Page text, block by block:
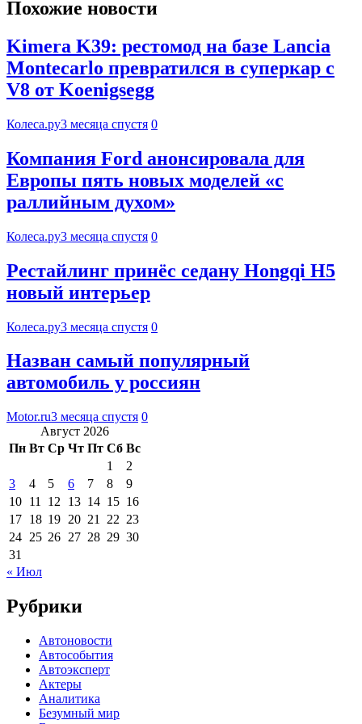
Похожие новости
Kimera K39: рестомод на базе Lancia
Montecarlo превратился в суперкар с
V8 от Koenigsegg
Колеса.ру3 месяца спустя 0
Компания Ford анонсировала для
Европы пять новых моделей «с
раллийным духом»
Колеса.ру3 месяца спустя 0
Рестайлинг принёс седану Hongqi H5
новый интерьер
Колеса.ру3 месяца спустя 0
Назван самый популярный
автомобиль у россиян
Motor.ru3 месяца спустя 0
Август 2026
Пн Вт Ср Чт Пт Сб Вс
1
2
3
4 5 6 7 8
9
10 11 12 13 14 15 16
17 18 19 20 21 22 23
24 25 26 27 28 29 30
31
« Июл
Рубрики
Автоновости
Автособытия
Автоэксперт
Актеры
Аналитика
Безумный мир